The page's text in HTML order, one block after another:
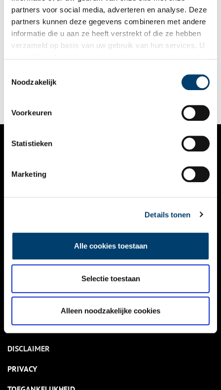
partners voor social media, adverteren en analyse. Deze
partners kunnen deze gegevens combineren met andere
informatie die u aan ze heeft verstrekt of die ze hebben
verzameld op basis van uw gebruik van hun services. U
Noodzakelijk
Voorkeuren
Statistieken
Marketing
Details tonen
Alle cookies toestaan
Selectie toestaan
Alleen noodzakelijke cookies
De Noordeinder Vermaning
In het dorpje Noordeinde hebben ze de drie-eenheid – kerk,
pastorie (1862) en kosterswoning (1881) – weten te behouden.
geschiedenis van de Vermaning is nauw verbonden met de
familie Blaauw. Nazaten van deze familie wonen nog altijd in
NIEUWS
KALENDER
ACTIVITEITEN
NIEUWSBRIEF
DISCLAIMER
PRIVACY